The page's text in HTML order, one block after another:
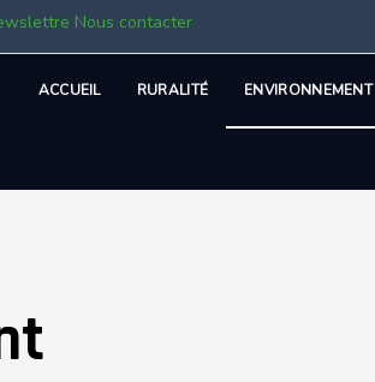
Nous contacter
ACCUEIL RURALITÉ ENVIRONNEMENT